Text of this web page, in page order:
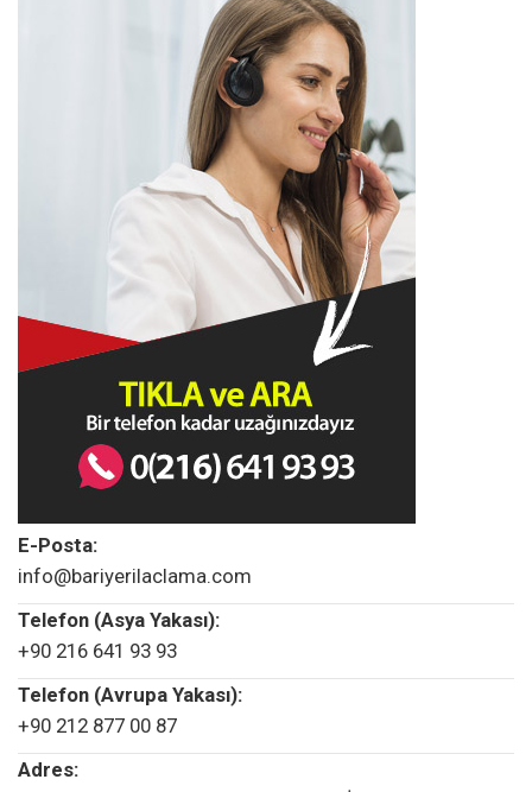
E-Posta:
info@bariyerilaclama.com
Telefon (Asya Yakası):
+90 216 641 93 93
Telefon (Avrupa Yakası):
+90 212 877 00 87
Adres: